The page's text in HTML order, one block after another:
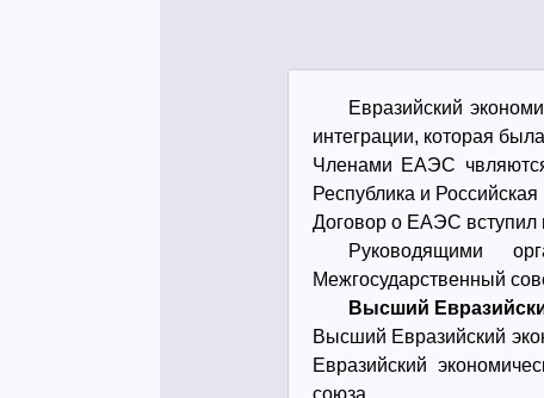
Евразийский
интеграции, которая
Членами ЕАЭС чвляются
Республика и
Договор о ЕАЭС вступил
Руководящими
Межгосударственный
Высший
Высший Евразийский
Евразийский